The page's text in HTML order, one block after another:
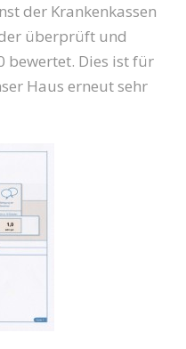
der Krankenkassen
überprüft und
bewertet. Dies ist für
Haus erneut sehr